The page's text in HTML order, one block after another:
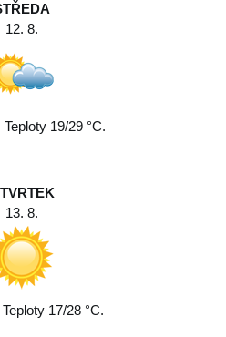
12. 8.
19/29 °C.
13. 8.
17/28 °C.